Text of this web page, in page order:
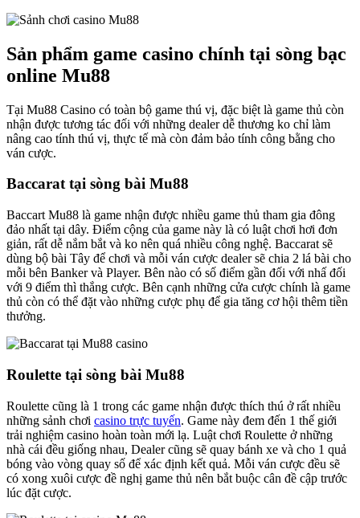
Sản phẩm game casino chính tại sòng bạc
online Mu88
Tại Mu88 Casino có toàn bộ game thú vị, đặc biệt là game thủ còn
nhận được tương tác đối với những dealer dễ thương ko chỉ làm
nâng cao tính thú vị, thực tế mà còn đảm bảo tính công bằng cho
ván cược.
Baccarat tại sòng bài Mu88
Baccart Mu88 là game nhận được nhiều game thủ tham gia đông
đảo nhất tại dây. Điểm cộng của game này là có luật chơi hơi đơn
giản, rất dễ nắm bắt và ko nên quá nhiều công nghệ. Baccarat sẽ
dùng bộ bài Tây để chơi và mỗi ván cược dealer sẽ chia 2 lá bài cho
mỗi bên Banker và Player. Bên nào có số điểm gần đối với nhấ đối
với 9 điểm thì thắng cược. Bên cạnh những cửa cược chính là game
thủ còn có thể đặt vào những cược phụ để gia tăng cơ hội thêm tiền
thưởng.
Roulette tại sòng bài Mu88
Roulette cũng là 1 trong các game nhận được thích thú ở rất nhiều
những sảnh chơi casino trực tuyến. Game này đem đến 1 thế giới
trải nghiệm casino hoàn toàn mới lạ. Luật chơi Roulette ở những
nhà cái đều giống nhau, Dealer cũng sẽ quay bánh xe và cho 1 quả
bóng vào vòng quay số để xác định kết quả. Mỗi ván cược đều sẽ
có xong xuôi cược đề nghị game thủ nên bắt buộc cân đề cập trước
lúc đặt cược.